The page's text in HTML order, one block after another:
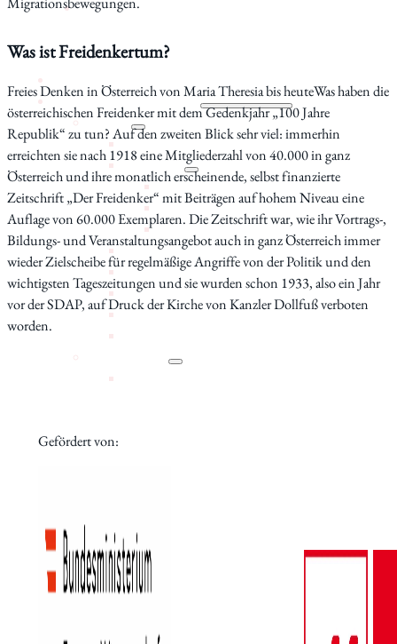
Forschung
Institut
Statuten
Geschichte
Jubiläumsjahr 80 Jahre IWK
Jubiläumsfeier 75 Jahre IWK
Jubiläumsfeier 70 Jahre IWK
Mitgliedschaft
Mitarbeiter_innen
Vorstand
Tätigkeitsberichte
Vortragsreihe
Tagungen
Präsentationen
Vergangene
Was ist Freidenkertum?
Freies Denken in Österreich von Maria Theresia bis heuteWas haben die
österreichischen Freidenker mit dem Gedenkjahr „100 Jahre
Republik“ zu tun? Auf den zweiten Blick sehr viel: immerhin
erreichten sie nach 1918 eine Mitgliederzahl von 40.000 in ganz
Österreich und ihre monatlich erscheinende, selbst finanzierte
Zeitschrift „Der Freidenker“ mit Beiträgen auf hohem Niveau eine
Auflage von 60.000 Exemplaren. Die Zeitschrift war, wie ihr Vortrags-,
Bildungs- und Veranstaltungsangebot auch in ganz Österreich immer
wieder Zielscheibe für regelmäßige Angriffe von der Politik und den
wichtigsten Tageszeitungen und sie wurden schon 1933, also ein Jahr
vor der SDAP, auf Druck der Kirche von Kanzler Dollfuß verboten
worden.
Gefördert von: